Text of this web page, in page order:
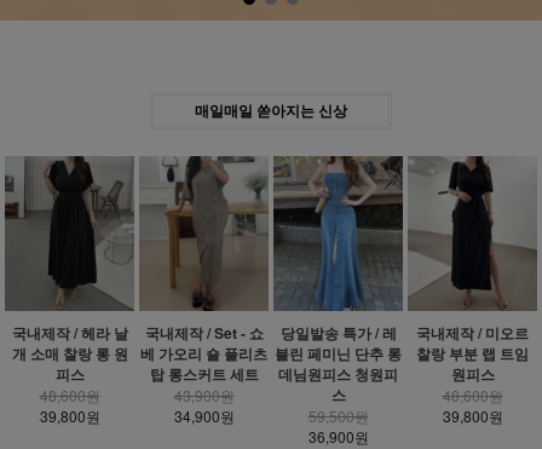
매일매일 쏟아지는 신상
국내제작 / 헤라 날
개 소매 찰랑 롱 원
피스
48,600원
39,800원
국내제작 / Set - 쇼
베 가오리 숄 플리츠
탑 롱스커트 세트
43,900원
34,900원
당일발송 특가 / 레
블린 페미닌 단추 롱
데님원피스 청원피
스
59,500원
36,900원
국내제작 / 미오르
찰랑 부분 랩 트임
원피스
48,600원
39,800원